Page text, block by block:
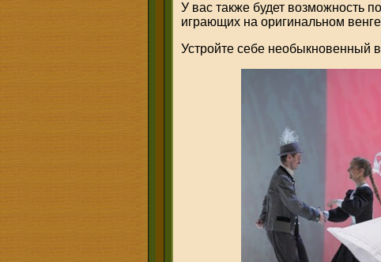
У вас также будет возможность
играющих на оригинальном
Устройте себе необыкновенный